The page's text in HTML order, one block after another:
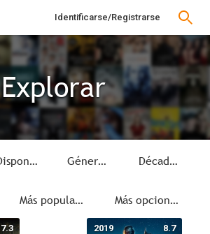
Identificarse/Registrarse
Explorar
Disponible Género Década
Más populares Más opciones
7.3 8.7
2019